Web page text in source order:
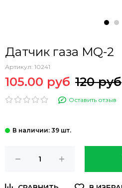
Датчик газа MQ-2
Артикул: 10241
105.00 руб 120 руб
Оставить отзыв
: 39 шт.